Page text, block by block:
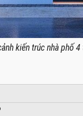
kiến trúc nhà phố